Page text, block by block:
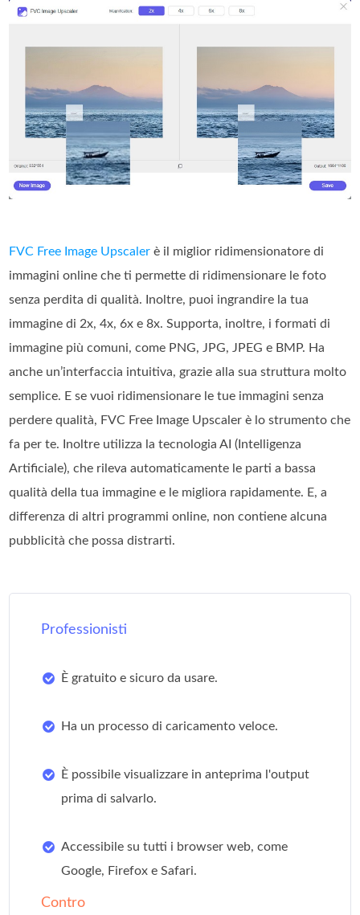
FVC Free Image Upscaler è il miglior ridimensionatore di
immagini online che ti permette di ridimensionare le foto
senza perdita di qualità. Inoltre, puoi ingrandire la tua
immagine di 2x, 4x, 6x e 8x. Supporta, inoltre, i formati di
immagine più comuni, come PNG, JPG, JPEG e BMP. Ha
anche un’interfaccia intuitiva, grazie alla sua struttura molto
semplice. E se vuoi ridimensionare le tue immagini senza
perdere qualità, FVC Free Image Upscaler è lo strumento che
fa per te. Inoltre utilizza la tecnologia AI (Intelligenza
Artificiale), che rileva automaticamente le parti a bassa
qualità della tua immagine e le migliora rapidamente. E, a
differenza di altri programmi online, non contiene alcuna
pubblicità che possa distrarti.
Professionisti
È gratuito e sicuro da usare.
Ha un processo di caricamento veloce.
È possibile visualizzare in anteprima l'output
prima di salvarlo.
Accessibile su tutti i browser web, come
Google, Firefox e Safari.
Contro